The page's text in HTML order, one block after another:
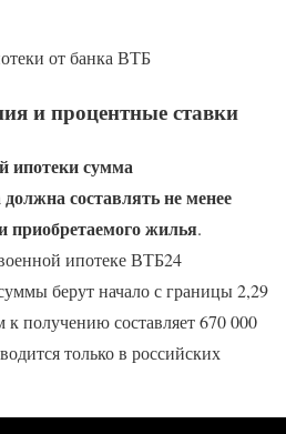
от банка ВТБ
и процентные ставки
ипотеки сумма
составлять не менее
приобретаемого жилья.
ипотеке ВТБ24
берут начало с границы 2,29
получению составляет 670 000
только в российских